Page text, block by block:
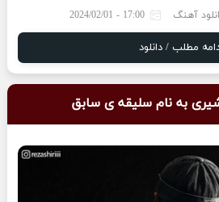
آهنگ 17:00 - 2024/02/01
مطلب / دانلود
به نام سلیقه ی سابق